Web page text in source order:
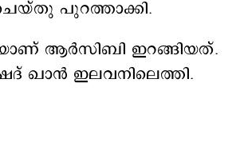
പുറത്താക്കി.
ആർസിബി ഇറങ്ങിയത്.
ഖാൻ ഇലവനിലെത്തി.